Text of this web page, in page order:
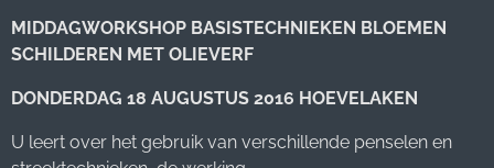
MIDDAGWORKSHOP BASISTECHNIEKEN BLOEMEN
SCHILDEREN MET OLIEVERF
DONDERDAG 18 AUGUSTUS 2016 HOEVELAKEN
U leert over het gebruik van verschillende penselen en